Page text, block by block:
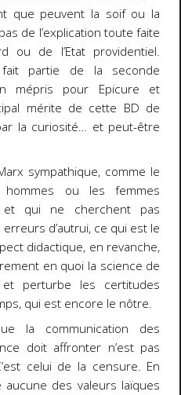
que peuvent la soif ou la
de l’explication toute faite
ou de l’Etat providentiel.
fait partie de la seconde
mépris pour Epicure et
mérite de cette BD de
la curiosité… et peut-être
sympathique, comme le
ou les femmes
et qui ne cherchent pas
d’autrui, ce qui est le
didactique, en revanche,
en quoi la science de
perturbe les certitudes
qui est encore le nôtre.
la communication des
doit affronter n’est pas
celui de la censure. En
des valeurs laïques